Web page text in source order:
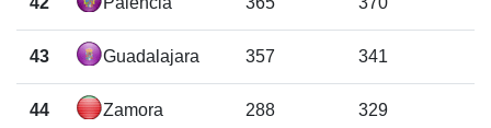
43 Guadalajara 357 341
44 Zamora 288 329